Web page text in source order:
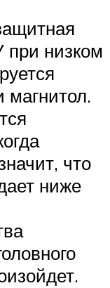
при низком
магнитол.
что
ниже